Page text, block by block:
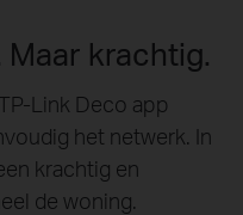
krachtig.
Link Deco app
het netwerk. In
krachtig en
de woning.